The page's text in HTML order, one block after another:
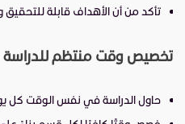
تأكد من أن الأهداف قابلة للتحقيق
تخصيص وقت منتظم للدراسة
حاول الدراسة في نفس الوقت كل